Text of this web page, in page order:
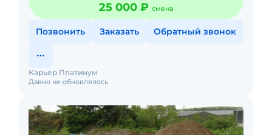
25 000 ₽ смена
Позвонить Заказать Обратный звонок
Давно не обновлялось
Карьер Платинум